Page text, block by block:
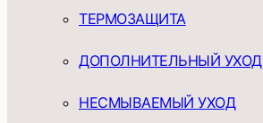
ТЕРМОЗАЩИТА
ДОПОЛНИТЕЛЬНЫЙ УХОД
НЕСМЫВАЕМЫЙ УХОД